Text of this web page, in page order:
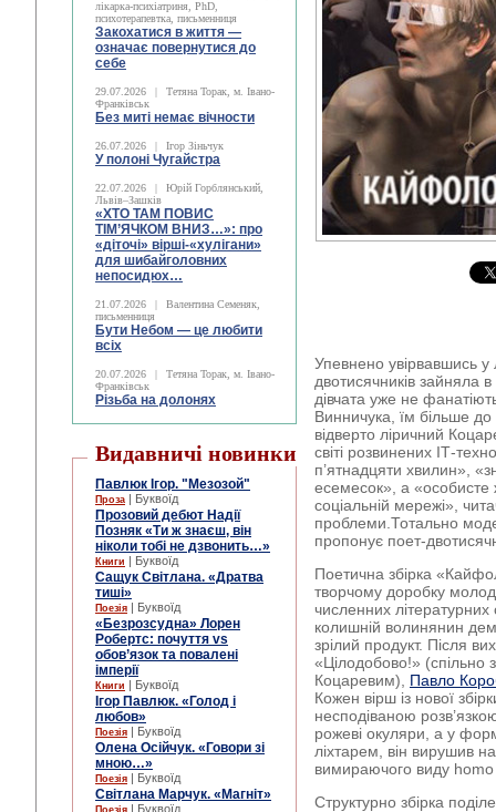
лікарка-психіатриня, PhD,
психотерапевтка, письменниця
Закохатися в життя —
означає повернутися до
себе
29.07.2026 |
Тетяна Торак, м. Івано-
Франківськ
Без миті немає вічности
26.07.2026 | Ігор Зіньчук
У полоні Чугайстра
22.07.2026 |
Юрій Горблянський,
Львів–Зашків
«ХТО ТАМ ПОВИС
ТІМ’ЯЧКОМ ВНИЗ…»: про
«діточі» вірші-«хулігани»
для шибайголовних
непосидюх…
21.07.2026 |
Валентина Семеняк,
письменниця
Бути Небом ― це любити
всіх
20.07.2026 |
Тетяна Торак, м. Івано-
Франківськ
Різьба на долонях
Видавничі новинки
Павлюк Ігор. "Мезозой"
Проза | Буквоїд
Прозовий дебют Надії
Позняк «Ти ж знаєш, він
ніколи тобі не дзвонить…»
Книги | Буквоїд
Сащук Світлана. «Дратва
тиші»
Поезія | Буквоїд
«Безрозсудна» Лорен
Робертс: почуття vs
обов’язок та повалені
імперії
Книги | Буквоїд
Ігор Павлюк. «Голод і
любов»
Поезія | Буквоїд
Олена Осійчук. «Говори зі
мною…»
Поезія | Буквоїд
Світлана Марчук. «Магніт»
Поезія | Буквоїд
Упевнено увірвавшись у
двотисячників зайняла
дівчата уже не
Винничука, їм більше
відверто ліричний
світі розвинених ІТ-
п’ятнадцяти хвилин»,
есемесок», а «особисте
соціальній мережі»,
проблеми.Тотально
пропонує поет-
Поетична збірка
творчому доробку
численних
колишній волинянин
зрілий продукт. Після
«Цілодобово!»
Коцаревим), Павло
Кожен вірш із нової
несподіваною
рожеві окуляри, а у
ліхтарем, він вирушив
вимираючого виду
Структурно збірка